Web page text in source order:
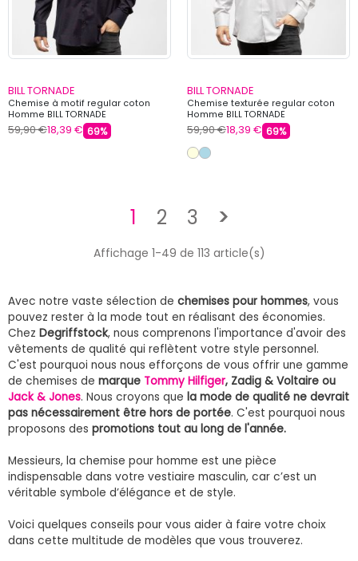
BILL TORNADE
Chemise à motif regular coton
Homme BILL TORNADE
59,90 €18,39 € 69%
BILL TORNADE
Chemise texturée regular coton
Homme BILL TORNADE
59,90 €18,39 € 69%
1 2 3 >Suivant
Affichage 1-49 de 113 article(s)
Avec notre vaste sélection de chemises pour hommes, vous
pouvez rester à la mode tout en réalisant des économies.
Chez Degriffstock, nous comprenons l'importance d'avoir des
vêtements de qualité qui reflètent votre style personnel.
C'est pourquoi nous nous efforçons de vous offrir une gamme
de chemises de marque Tommy Hilfiger, Zadig & Voltaire ou
Jack & Jones. Nous croyons que la mode de qualité ne devrait
pas nécessairement être hors de portée. C'est pourquoi nous
proposons des promotions tout au long de l'année.
Messieurs, la chemise pour homme est une pièce
indispensable dans votre vestiaire masculin, car c’est un
véritable symbole d’élégance et de style.
Voici quelques conseils pour vous aider à faire votre choix
dans cette multitude de modèles que vous trouverez.